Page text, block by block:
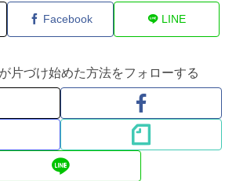
Facebook LINE
片づけ始めた方法をフォローする